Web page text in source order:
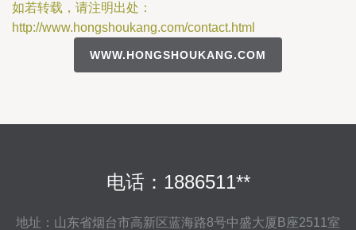
如若转载，请注明出处：
http://www.hongshoukang.com/contact.html
WWW.HONGSHOUKANG.COM
电话：1886511**
地址：山东省烟台市高新区蓝海路8号中盛大厦B座2511室